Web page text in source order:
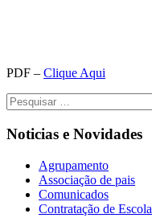
PDF – Clique Aqui
Pesquisar
por:
Noticias e Novidades
Agrupamento
Associação de pais
Comunicados
Contratação de Escola